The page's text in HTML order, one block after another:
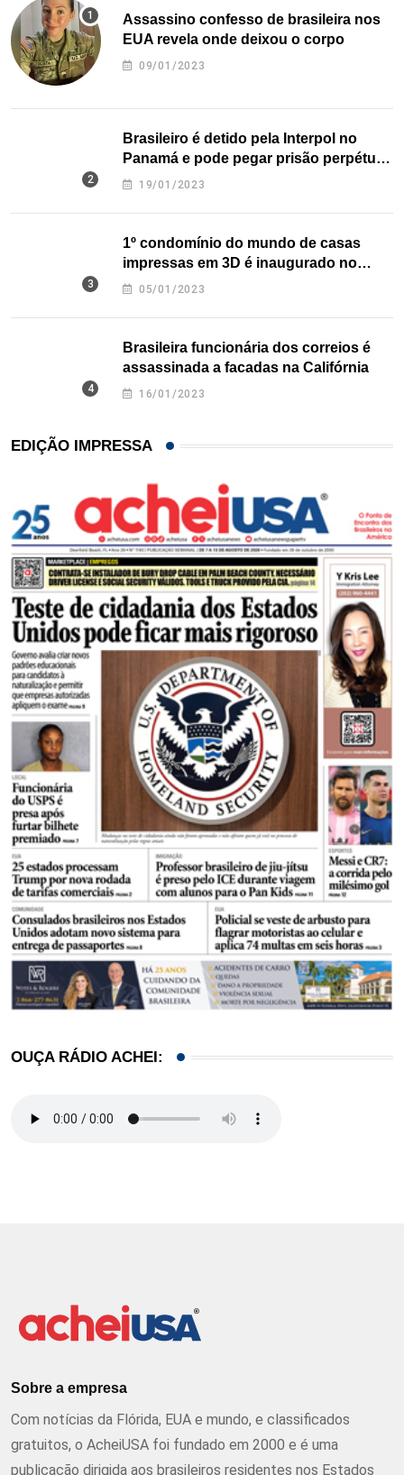
Assassino confesso de brasileira nos
EUA revela onde deixou o corpo
09/01/2023
Brasileiro é detido pela Interpol no
Panamá e pode pegar prisão perpétua
nos EUA
19/01/2023
1º condomínio do mundo de casas
impressas em 3D é inaugurado no
Texas
05/01/2023
Brasileira funcionária dos correios é
assassinada a facadas na Califórnia
16/01/2023
EDIÇÃO IMPRESSA
OUÇA RÁDIO ACHEI:
Sobre a empresa
Com notícias da Flórida, EUA e mundo, e classificados
gratuitos, o AcheiUSA foi fundado em 2000 e é uma
publicação dirigida aos brasileiros residentes nos Estados